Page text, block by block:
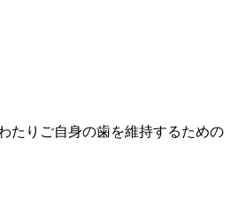
たりご自身の歯を維持するための